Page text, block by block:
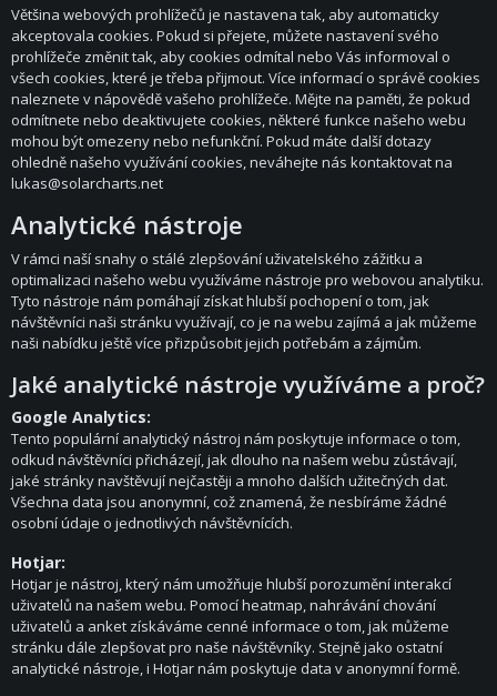
Většina webových prohlížečů je nastavena tak, aby automaticky
akceptovala cookies. Pokud si přejete, můžete nastavení svého
prohlížeče změnit tak, aby cookies odmítal nebo Vás informoval o
všech cookies, které je třeba přijmout. Více informací o správě cookies
naleznete v nápovědě vašeho prohlížeče. Mějte na paměti, že pokud
odmítnete nebo deaktivujete cookies, některé funkce našeho webu
mohou být omezeny nebo nefunkční. Pokud máte další dotazy
ohledně našeho využívání cookies, neváhejte nás kontaktovat na
lukas@solarcharts.net
Analytické nástroje
V rámci naší snahy o stálé zlepšování uživatelského zážitku a
optimalizaci našeho webu využíváme nástroje pro webovou analytiku.
Tyto nástroje nám pomáhají získat hlubší pochopení o tom, jak
návštěvníci naši stránku využívají, co je na webu zajímá a jak můžeme
naši nabídku ještě více přizpůsobit jejich potřebám a zájmům.
Jaké analytické nástroje využíváme a proč?
Google Analytics:
Tento populární analytický nástroj nám poskytuje informace o tom,
odkud návštěvníci přicházejí, jak dlouho na našem webu zůstávají,
jaké stránky navštěvují nejčastěji a mnoho dalších užitečných dat.
Všechna data jsou anonymní, což znamená, že nesbíráme žádné
osobní údaje o jednotlivých návštěvnících.
Hotjar:
Hotjar je nástroj, který nám umožňuje hlubší porozumění interakcí
uživatelů na našem webu. Pomocí heatmap, nahrávání chování
uživatelů a anket získáváme cenné informace o tom, jak můžeme
stránku dále zlepšovat pro naše návštěvníky. Stejně jako ostatní
analytické nástroje, i Hotjar nám poskytuje data v anonymní formě.